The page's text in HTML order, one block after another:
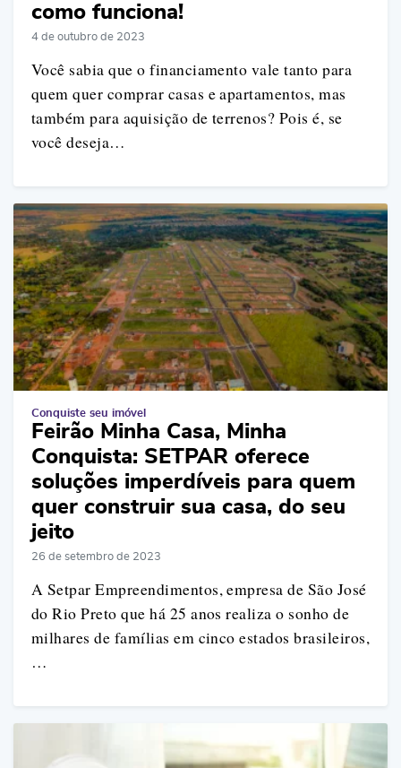
como funciona!
4 de outubro de 2023
Você sabia que o financiamento vale tanto para
quem quer comprar casas e apartamentos, mas
também para aquisição de terrenos? Pois é, se
você deseja…
Conquiste seu imóvel
Feirão Minha Casa, Minha
Conquista: SETPAR oferece
soluções imperdíveis para quem
quer construir sua casa, do seu
jeito
26 de setembro de 2023
A Setpar Empreendimentos, empresa de São José
do Rio Preto que há 25 anos realiza o sonho de
milhares de famílias em cinco estados brasileiros,
…